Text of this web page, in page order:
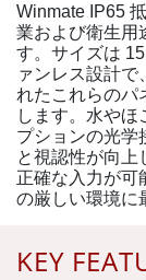
KEY
Winmate IP65
業および衛生用
す。サイズは
ァンレス設計
れたこれらのパ
します。水やほ
プションの光学
と視認性が向上
正確な入力が可
の厳しい環境に